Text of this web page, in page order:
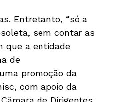
Entretanto, “só a
sem contar as
que a entidade
de
promoção da
com apoio da
de Dirigentes